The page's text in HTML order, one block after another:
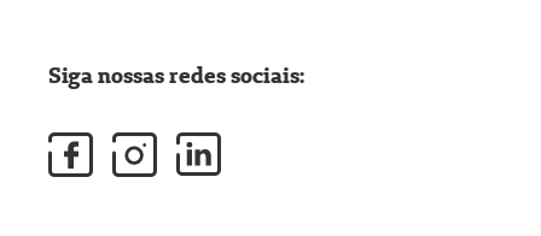
Siga nossas redes sociais: